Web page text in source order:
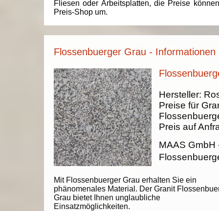
Fliesen oder Arbeitsplatten, die Preise
Preis-Shop um.
Flossenbuerger Grau - Informationen
Mit Flossenbuerger Grau erhalten Sie ein
phänomenales Material. Der Granit
Grau bietet Ihnen unglaubliche
Einsatzmöglichkeiten.
Hersteller:
Preise für
Preis auf
MAAS GmbH